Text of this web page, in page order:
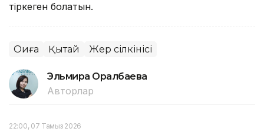
тіркеген болатын.
Оқиға Қытай Жер сілкінісі
Эльмира Оралбаева
Авторлар
22:00, 07 Тамыз 2026